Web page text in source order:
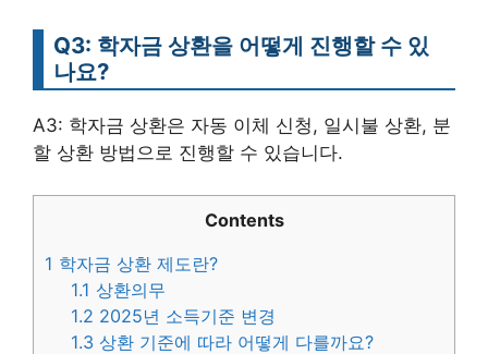
Q3: 학자금 상환을 어떻게 진행할 수 있
나요?
A3: 학자금 상환은 자동 이체 신청, 일시불 상환, 분
할 상환 방법으로 진행할 수 있습니다.
Contents
1 학자금 상환 제도란?
1.1 상환의무
1.2 2025년 소득기준 변경
1.3 상환 기준에 따라 어떻게 다를까요?